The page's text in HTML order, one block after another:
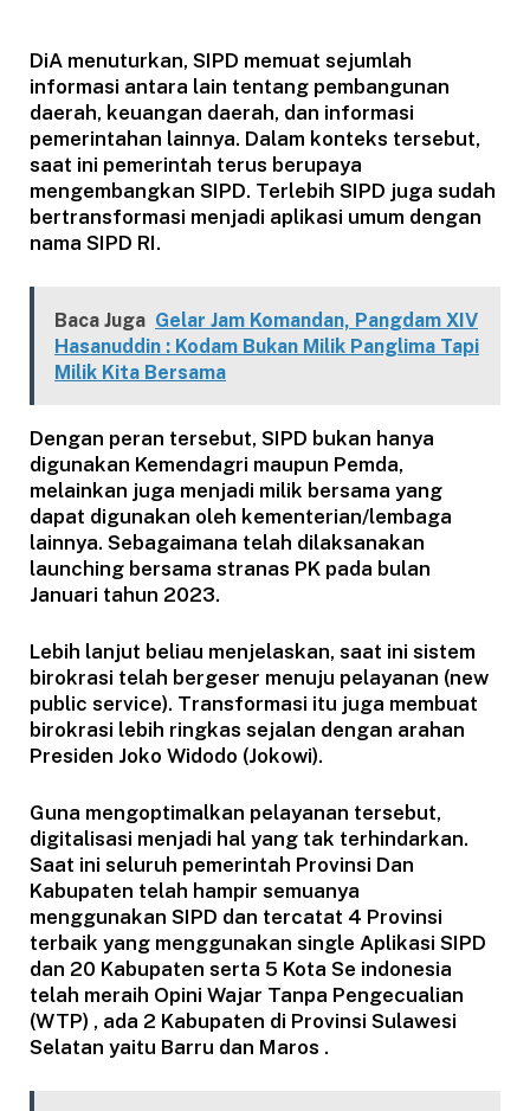
DiA menuturkan, SIPD memuat sejumlah
informasi antara lain tentang pembangunan
daerah, keuangan daerah, dan informasi
pemerintahan lainnya. Dalam konteks tersebut,
saat ini pemerintah terus berupaya
mengembangkan SIPD. Terlebih SIPD juga sudah
bertransformasi menjadi aplikasi umum dengan
nama SIPD RI.
Baca Juga Gelar Jam Komandan, Pangdam XIV
Hasanuddin : Kodam Bukan Milik Panglima Tapi
Milik Kita Bersama
Dengan peran tersebut, SIPD bukan hanya
digunakan Kemendagri maupun Pemda,
melainkan juga menjadi milik bersama yang
dapat digunakan oleh kementerian/lembaga
lainnya. Sebagaimana telah dilaksanakan
launching bersama stranas PK pada bulan
Januari tahun 2023.
Lebih lanjut beliau menjelaskan, saat ini sistem
birokrasi telah bergeser menuju pelayanan (new
public service). Transformasi itu juga membuat
birokrasi lebih ringkas sejalan dengan arahan
Presiden Joko Widodo (Jokowi).
Guna mengoptimalkan pelayanan tersebut,
digitalisasi menjadi hal yang tak terhindarkan.
Saat ini seluruh pemerintah Provinsi Dan
Kabupaten telah hampir semuanya
menggunakan SIPD dan tercatat 4 Provinsi
terbaik yang menggunakan single Aplikasi SIPD
dan 20 Kabupaten serta 5 Kota Se indonesia
telah meraih Opini Wajar Tanpa Pengecualian
(WTP) , ada 2 Kabupaten di Provinsi Sulawesi
Selatan yaitu Barru dan Maros .